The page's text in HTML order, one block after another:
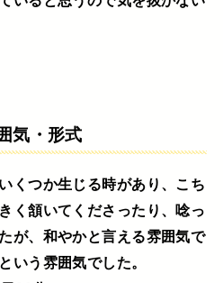
気・形式
くつか生じる時があり、こち
く頷いてくださったり、唸っ
が、和やかと言える雰囲気で
いう雰囲気でした。